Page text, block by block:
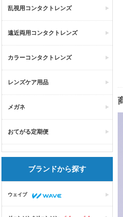
乱視用コンタクトレンズ
遠近両用コンタクトレンズ
カラーコンタクトレンズ
レンズケア用品
メガネ
おてがる定期便
ブランドから探す
ウェイブ